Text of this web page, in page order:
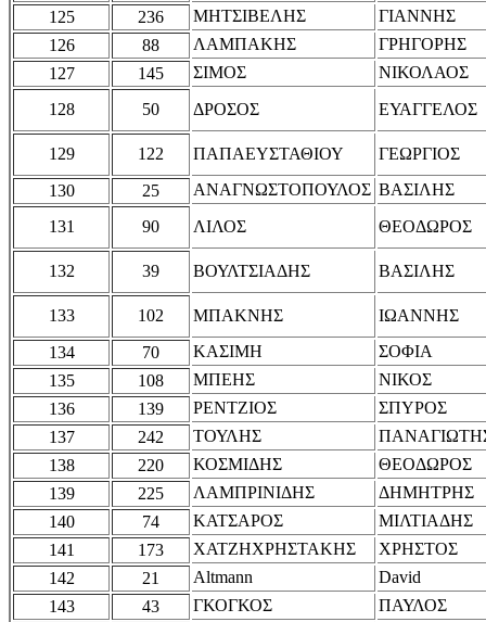
125
236 ΜΗΤΣΙΒΕΛΗΣ
ΓΙΑΝΝΗΣ
126
88 ΛΑΜΠΑΚΗΣ
ΓΡΗΓΟΡΗΣ
127
145 ΣΙΜΟΣ
ΝΙΚΟΛΑΟΣ
128
50 ΔΡΟΣΟΣ ΕΥΑΓΓΕΛΟΣ
129 122 ΠΑΠΑΕΥΣΤΑΘΙΟΥ
ΓΕΩΡΓΙΟΣ
130
25 ΑΝΑΓΝΩΣΤΟΠΟΥΛΟΣ ΒΑΣΙΛΗΣ
131
90 ΛΙΛΟΣ ΘΕΟΔΩΡΟΣ
132 39 ΒΟΥΛΤΣΙΑΔΗΣ ΒΑΣΙΛΗΣ
133 102 ΜΠΑΚΝΗΣ
ΙΩΑΝΝΗΣ
134
70 ΚΑΣΙΜΗ
ΣΟΦΙΑ
135
108 ΜΠΕΗΣ
ΝΙΚΟΣ
136
139 ΡΕΝΤΖΙΟΣ
ΣΠΥΡΟΣ
137
242 ΤΟΥΛΗΣ
138
220 ΚΟΣΜΙΔΗΣ
ΘΕΟΔΩΡΟΣ
139
225 ΛΑΜΠΡΙΝΙΔΗΣ
ΔΗΜΗΤΡΗΣ
140
74 ΚΑΤΣΑΡΟΣ
ΜΙΛΤΙΑΔΗΣ
141
173 ΧΑΤΖΗΧΡΗΣΤΑΚΗΣ
ΧΡΗΣΤΟΣ
142
21 Altmann
David
143
43 ΓΚΟΓΚΟΣ
ΠΑΥΛΟΣ